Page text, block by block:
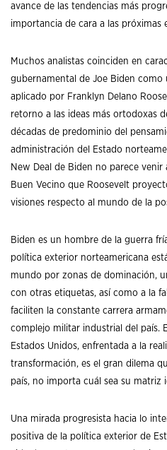
avance de las tendencias más
importancia de cara a las próximas
Muchos analistas coinciden en
gubernamental de Joe Biden como
aplicado por Franklyn Delano
retorno a las ideas más ortodoxas
décadas de predominio del
administración del Estado
New Deal de Biden no parece
Buen Vecino que Roosevelt
visiones respecto al mundo de la
Biden es un hombre de la guerra
política exterior norteamericana
mundo por zonas de dominación,
con otras etiquetas, así como a la
faciliten la constante carrera
complejo militar industrial del país.
Estados Unidos, enfrentada a la
transformación, es el gran dilema
país, no importa cuál sea su matriz
Una mirada progresista hacia lo
positiva de la política exterior de